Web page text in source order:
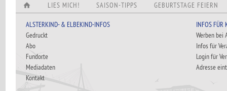
LIES MICH! SAISON-TIPPS GEBURTSTAGE FEIERN
ALSTERKIND- & ELBEKIND-INFOS
Gedruckt
Abo
Fundorte
Mediadaten
Kontakt
INFOS FÜR
Werben bei
Infos für
Login für
Adresse